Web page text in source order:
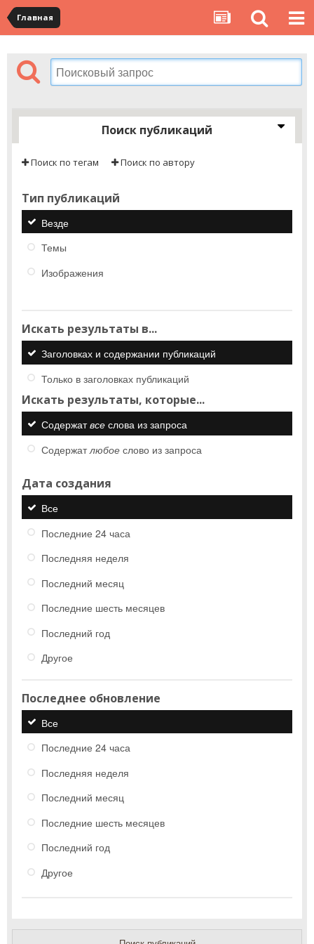
Главная
Поиск публикаций
Поиск по тегам Поиск по автору
Тип публикаций
Везде
Темы
Изображения
Искать результаты в...
Заголовках и содержании публикаций
Только в заголовках публикаций
Искать результаты, которые...
Содержатвсе слова из запроса
Содержатлюбое слово из запроса
Дата создания
Все
Последние 24 часа
Последняя неделя
Последний месяц
Последние шесть месяцев
Последний год
Другое
Последнее обновление
Все
Последние 24 часа
Последняя неделя
Последний месяц
Последние шесть месяцев
Последний год
Другое